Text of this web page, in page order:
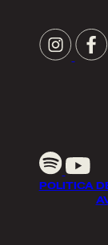
POLITICA